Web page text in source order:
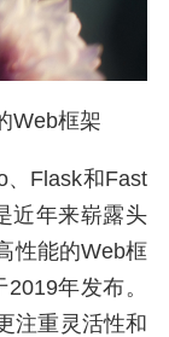
Web框架
、Flask和Fast
近年来崭露头
性能的Web框
年发布。
注重灵活性和